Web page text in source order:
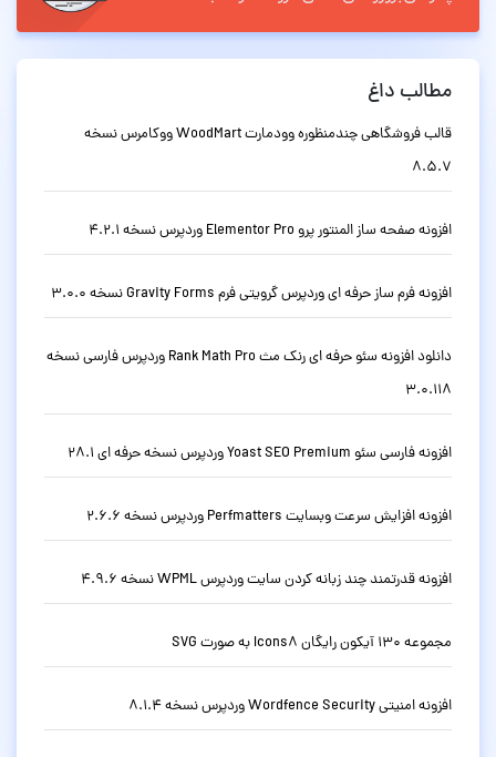
مطالب داغ
قالب فروشگاهی چندمنظوره وودمارت WoodMart ووکامرس نسخه
8.5.7
افزونه صفحه ساز المنتور پرو Elementor Pro وردپرس نسخه 4.2.1
افزونه فرم ساز حرفه ای وردپرس گرویتی فرم Gravity Forms نسخه 3.0.0
دانلود افزونه سئو حرفه ای رنک مث Rank Math Pro وردپرس فارسی نسخه
3.0.118
افزونه فارسی سئو Yoast SEO Premium وردپرس نسخه حرفه ای 28.1
افزونه افزایش سرعت وبسایت Perfmatters وردپرس نسخه 2.6.6
افزونه قدرتمند چند زبانه کردن سایت وردپرس WPML نسخه 4.9.6
مجموعه 130 آیکون رایگان Icons8 به صورت SVG
افزونه امنیتی Wordfence Security وردپرس نسخه 8.1.4